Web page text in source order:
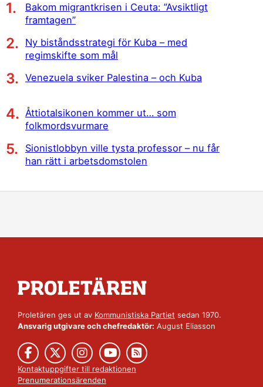
Bakom migrantkrisen i Ceuta: ”Avsiktligt
framtagen”
Ny biståndsstrategi för Kuba – med
regimskifte som mål
Venezuela sviker Palestina – och Kuba
Åttiotalsikonen kommer ut… som
folkmordsvurmare
Sionistlobbyn ville tysta professor – nu får
han rätt i arbetsdomstolen
Proletären ges ut av Kommunistiska Partiet sedan 1970.
Ansvarig utgivare och chefredaktör: August Eliasson
Kontaktuppgifter till redaktionen
Prenumerationsärenden